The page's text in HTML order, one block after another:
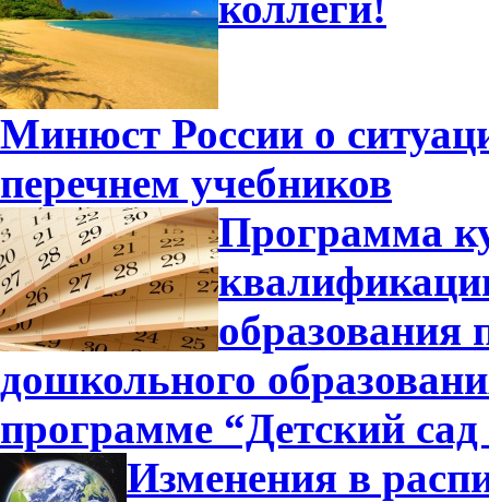
Минюст России о
перечнем учебников
Программа
дошкольного
программе “Детский сад
Изменения в